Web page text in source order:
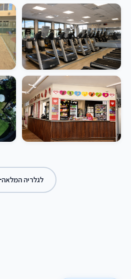
לגלריה המלאה